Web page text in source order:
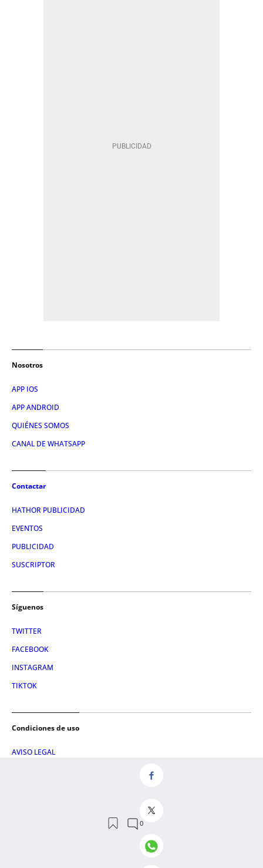
Nosotros
APP IOS
APP ANDROID
QUIÉNES SOMOS
CANAL DE WHATSAPP
Contactar
HATHOR PUBLICIDAD
EVENTOS
PUBLICIDAD
SUSCRIPTOR
Síguenos
TWITTER
FACEBOOK
INSTAGRAM
TIKTOK
Condiciones de uso
AVISO LEGAL